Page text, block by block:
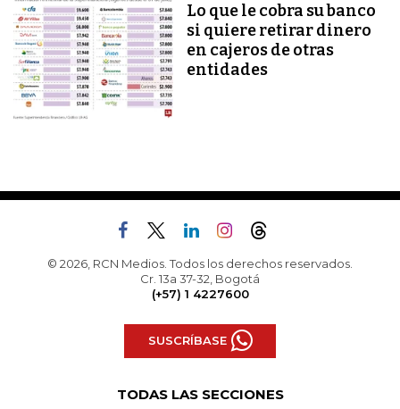
Lo que le cobra su banco
si quiere retirar dinero
en cajeros de otras
entidades
© 2026, RCN Medios. Todos los derechos reservados.
Cr. 13a 37-32, Bogotá
(+57) 1 4227600
SUSCRÍBASE
TODAS LAS SECCIONES